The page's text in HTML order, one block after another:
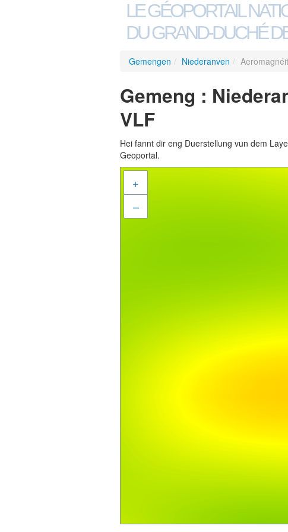
LE GÉOPORTAIL
DU GRAND-DUCHÉ
Gemengen / Niederanven /
Gemeng :
VLF
Hei fannt dir eng Duerstellung vun dem
Geoportal.
+
–